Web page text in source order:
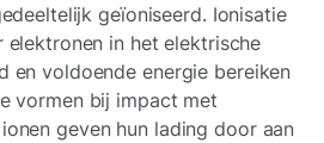
geïoniseerd. Ionisatie
elektronen in het elektrische
en voldoende energie bereiken
vormen bij impact met
geven hun lading door aan